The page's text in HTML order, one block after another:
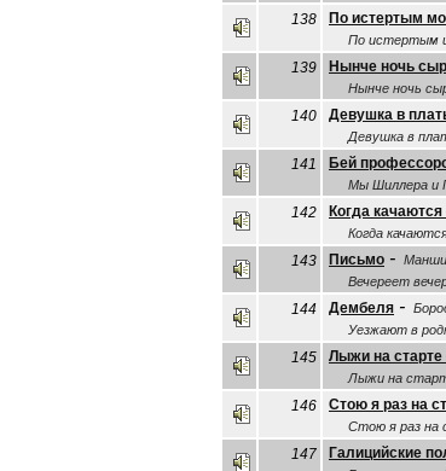
138 По истертым
По истертым
139 Нынче ночь
Нынче ночь
140 Девушка в
Девушка в
141 Бей
Мы Шиллера и
142 Когда
Когда
143 Письмо -
Вечереет
144 Дембеля -
Уезжают в
145 Лыжи на старте
Лыжи на
146 Стою я раз на
Стою я раз на
147 Галицийские